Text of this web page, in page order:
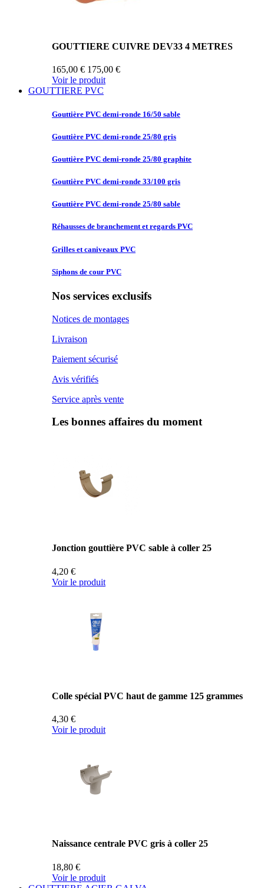
GOUTTIERE CUIVRE DEV33 4 METRES
165,00 € 175,00 €
Voir le produit
GOUTTIERE PVC
Gouttière PVC demi-ronde 16/50 sable
Gouttière PVC demi-ronde 25/80 gris
Gouttière PVC demi-ronde 25/80 graphite
Gouttière PVC demi-ronde 33/100 gris
Gouttière PVC demi-ronde 25/80 sable
Réhausses de branchement et regards PVC
Grilles et caniveaux PVC
Siphons de cour PVC
Nos services exclusifs
Notices de montages
Livraison
Paiement sécurisé
Avis vérifiés
Service après vente
Les bonnes affaires du moment
Jonction gouttière PVC sable à coller 25
4,20 €
Voir le produit
Colle spécial PVC haut de gamme 125 grammes
4,30 €
Voir le produit
Naissance centrale PVC gris à coller 25
18,80 €
Voir le produit